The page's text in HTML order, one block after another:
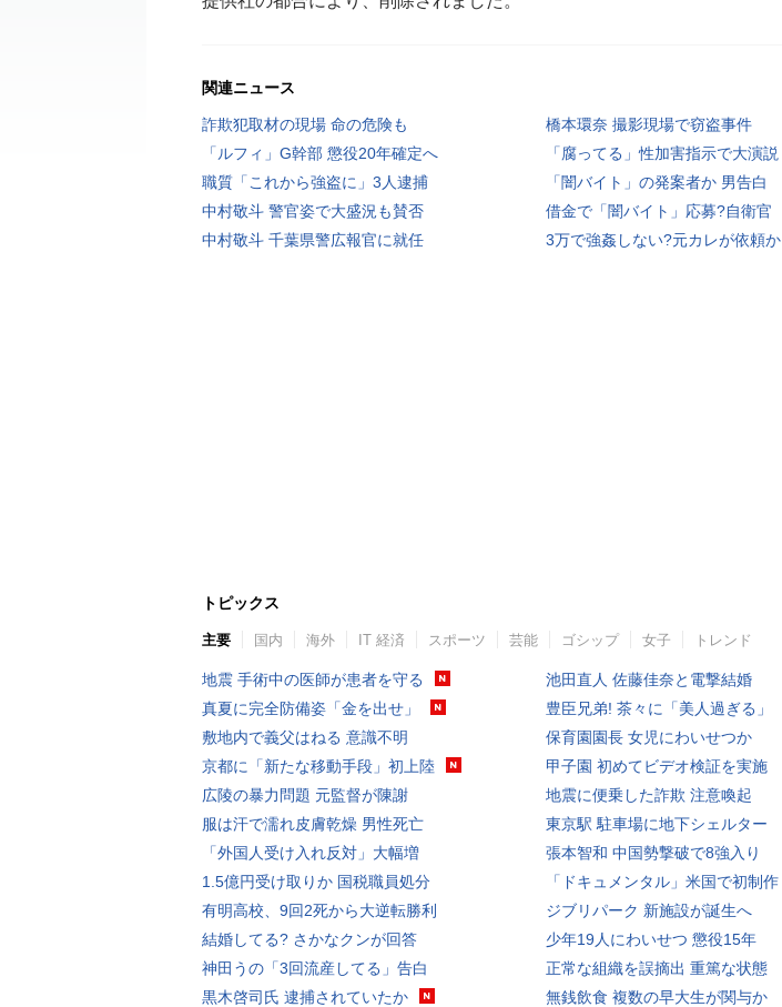
関連ニュース
詐欺犯取材の現場 命の危険も
橋本環奈 撮影現場で窃盗事件
「ルフィ」G幹部 懲役20年確定へ
「腐ってる」性加害指示で大演説
職質「これから強盗に」3人逮捕
「闇バイト」の発案者か 男告白
中村敬斗 警官姿で大盛況も賛否
借金で「闇バイト」応募?自衛官
中村敬斗 千葉県警広報官に就任
3万で強姦しない?元カレが依頼か
トピックス
主要 国内 海外 IT 経済 スポーツ 芸能 ゴシップ 女子 トレンド
地震 手術中の医師が患者を守る
真夏に完全防備姿「金を出せ」
敷地内で義父はねる 意識不明
京都に「新たな移動手段」初上陸
広陵の暴力問題 元監督が陳謝
服は汗で濡れ皮膚乾燥 男性死亡
「外国人受け入れ反対」大幅増
1.5億円受け取りか 国税職員処分
有明高校、9回2死から大逆転勝利
結婚してる? さかなクンが回答
神田うの「3回流産してる」告白
黒木啓司氏 逮捕されていたか
池田直人 佐藤佳奈と電撃結婚
豊臣兄弟! 茶々に「美人過ぎる」
保育園園長 女児にわいせつか
甲子園 初めてビデオ検証を実施
地震に便乗した詐欺 注意喚起
東京駅 駐車場に地下シェルター
張本智和 中国勢撃破で8強入り
「ドキュメンタル」米国で初制作
ジブリパーク 新施設が誕生へ
少年19人にわいせつ 懲役15年
正常な組織を誤摘出 重篤な状態
無銭飲食 複数の早大生が関与か